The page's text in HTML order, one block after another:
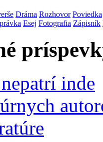
Dráma Rozhovor Poviedka
Esej Fotografia Zápisník
inde